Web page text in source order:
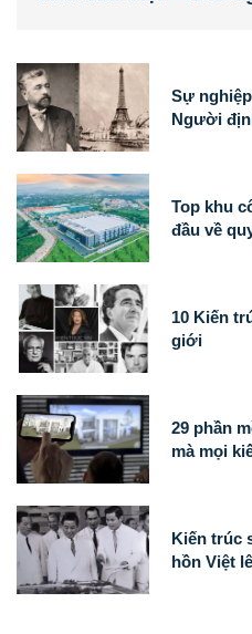
Sự
Người
Top khu
đầu về
10 Kiến
giới
29 phần
mà mọi
Kiến trúc
hồn Việt